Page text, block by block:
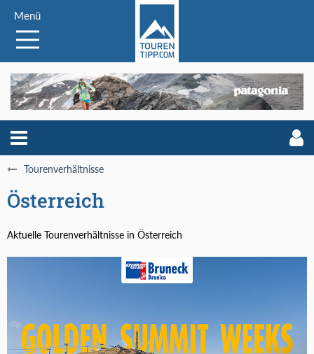
Menü
Tourenverhältnisse
Österreich
Aktuelle Tourenverhältnisse in Österreich